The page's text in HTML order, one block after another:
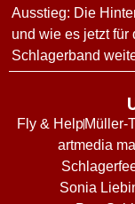
Ausstieg: Die
und wie es jetzt für
Schlagerband
Fly & HelpMüller-
artmedia
Sonia